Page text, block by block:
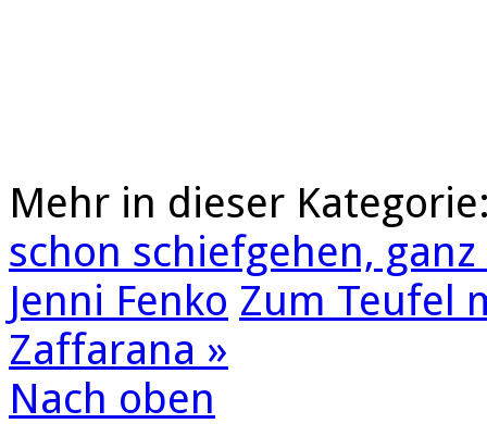
Mehr in dieser
schon schiefgehen,
Jenni Fenko Zum Teufel
Zaffarana »
Nach oben